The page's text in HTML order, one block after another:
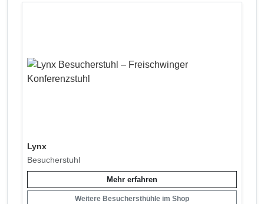
Lynx
Besucherstuhl
Mehr erfahren
Weitere Besuchersthühle im Shop